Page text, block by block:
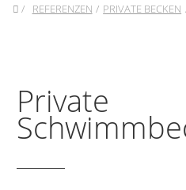
/ REFERENZEN / PRIVATE BECKEN
Private